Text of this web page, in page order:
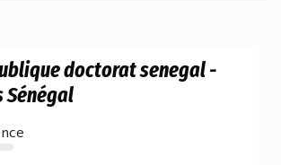
doctorat senegal -
Sénégal